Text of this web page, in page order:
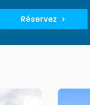
Réservez